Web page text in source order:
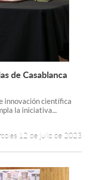
Leer más +
de Casablanca
innovación científica
la iniciativa...
12 de julio de 2023